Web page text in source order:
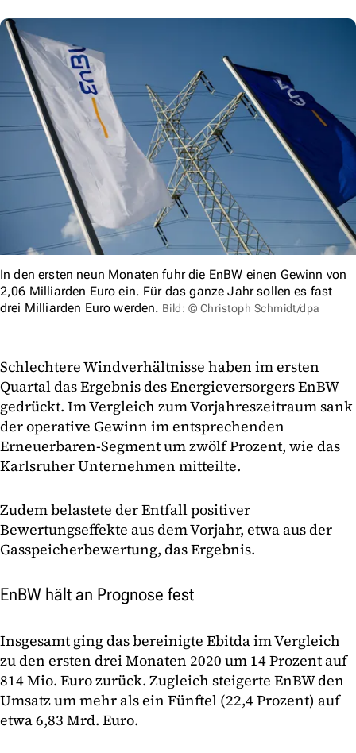
In den ersten neun Monaten fuhr die EnBW einen Gewinn von
2,06 Milliarden Euro ein. Für das ganze Jahr sollen es fast
drei Milliarden Euro werden. Bild: © Christoph Schmidt/dpa
Schlechtere Windverhältnisse haben im ersten
Quartal das Ergebnis des Energieversorgers EnBW
gedrückt. Im Vergleich zum Vorjahreszeitraum sank
der operative Gewinn im entsprechenden
Erneuerbaren-Segment um zwölf Prozent, wie das
Karlsruher Unternehmen mitteilte.
Zudem belastete der Entfall positiver
Bewertungseffekte aus dem Vorjahr, etwa aus der
Gasspeicherbewertung, das Ergebnis.
EnBW hält an Prognose fest
Insgesamt ging das bereinigte Ebitda im Vergleich
zu den ersten drei Monaten 2020 um 14 Prozent auf
814 Mio. Euro zurück. Zugleich steigerte EnBW den
Umsatz um mehr als ein Fünftel (22,4 Prozent) auf
etwa 6,83 Mrd. Euro.